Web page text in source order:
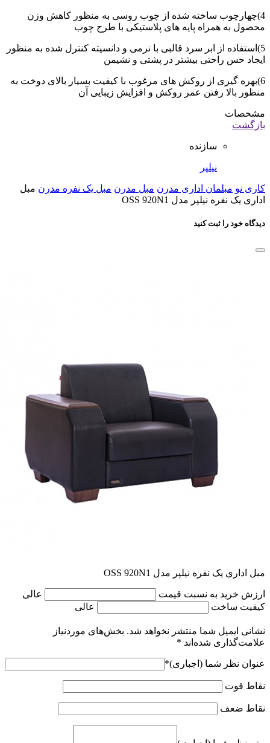
4)چهارچوب ساخته شده از چوب روسی به منظور کاهش وزن
محصول به همراه پایه های پلاستیکی با طرح چوب
5)استفاده از ابر سرد قالبی با نرمی و دانسیته کنترل شده به منظور
ایجاد حس راحتی بیشتر در پشتی و نشیمن
6)بهره گیری از روکش های مرغوب با کیفیت بسیار بالای دوخت به
منظور بالا رفتن عمر روکش و افزایش زیبایی آن
مشخصات
بازگشت
سازنده
نیلپر
کاری نو مبلمان اداری مدرن مبل مدرن مبل یک نفره مدرن مبل
اداری یک نفره نیلپر مدل OSS 920N1
دیدگاه خود را ثبت کنید
مبل اداری یک نفره نیلپر مدل OSS 920N1
ارزش خرید به نسبت قیمت
عالی
کیفیت ساخت
عالی
نشانی ایمیل شما منتشر نخواهد شد. بخش‌های موردنیاز
علامت‌گذاری شده‌اند *
عنوان نظر شما (اجباری)*
نقاط قوت
نقاط ضعف